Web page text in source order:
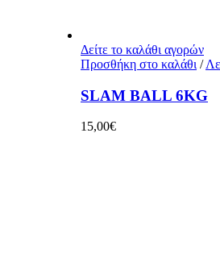
Δείτε το καλάθι αγορών
Προσθήκη στο καλάθι /
SLAM BALL 6KG
15,00€